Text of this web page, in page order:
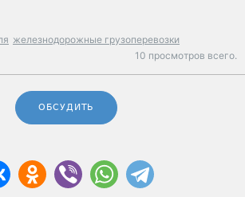
железнодорожные грузоперевозки
10 просмотров всего.
ОБСУДИТЬ